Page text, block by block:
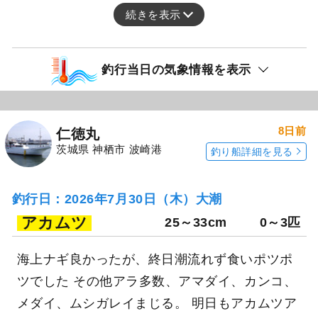
続きを表示
釣行当日の気象情報を表示
仁徳丸
茨城県 神栖市 波崎港
8日前
釣り船詳細を見る
釣行日：2026年7月30日（木）大潮
アカムツ 25～33cm 0～3匹
海上ナギ良かったが、終日潮流れず食いポツポ
ツでした その他アラ多数、アマダイ、カンコ、
メダイ、ムシガレイまじる。 明日もアカムツア